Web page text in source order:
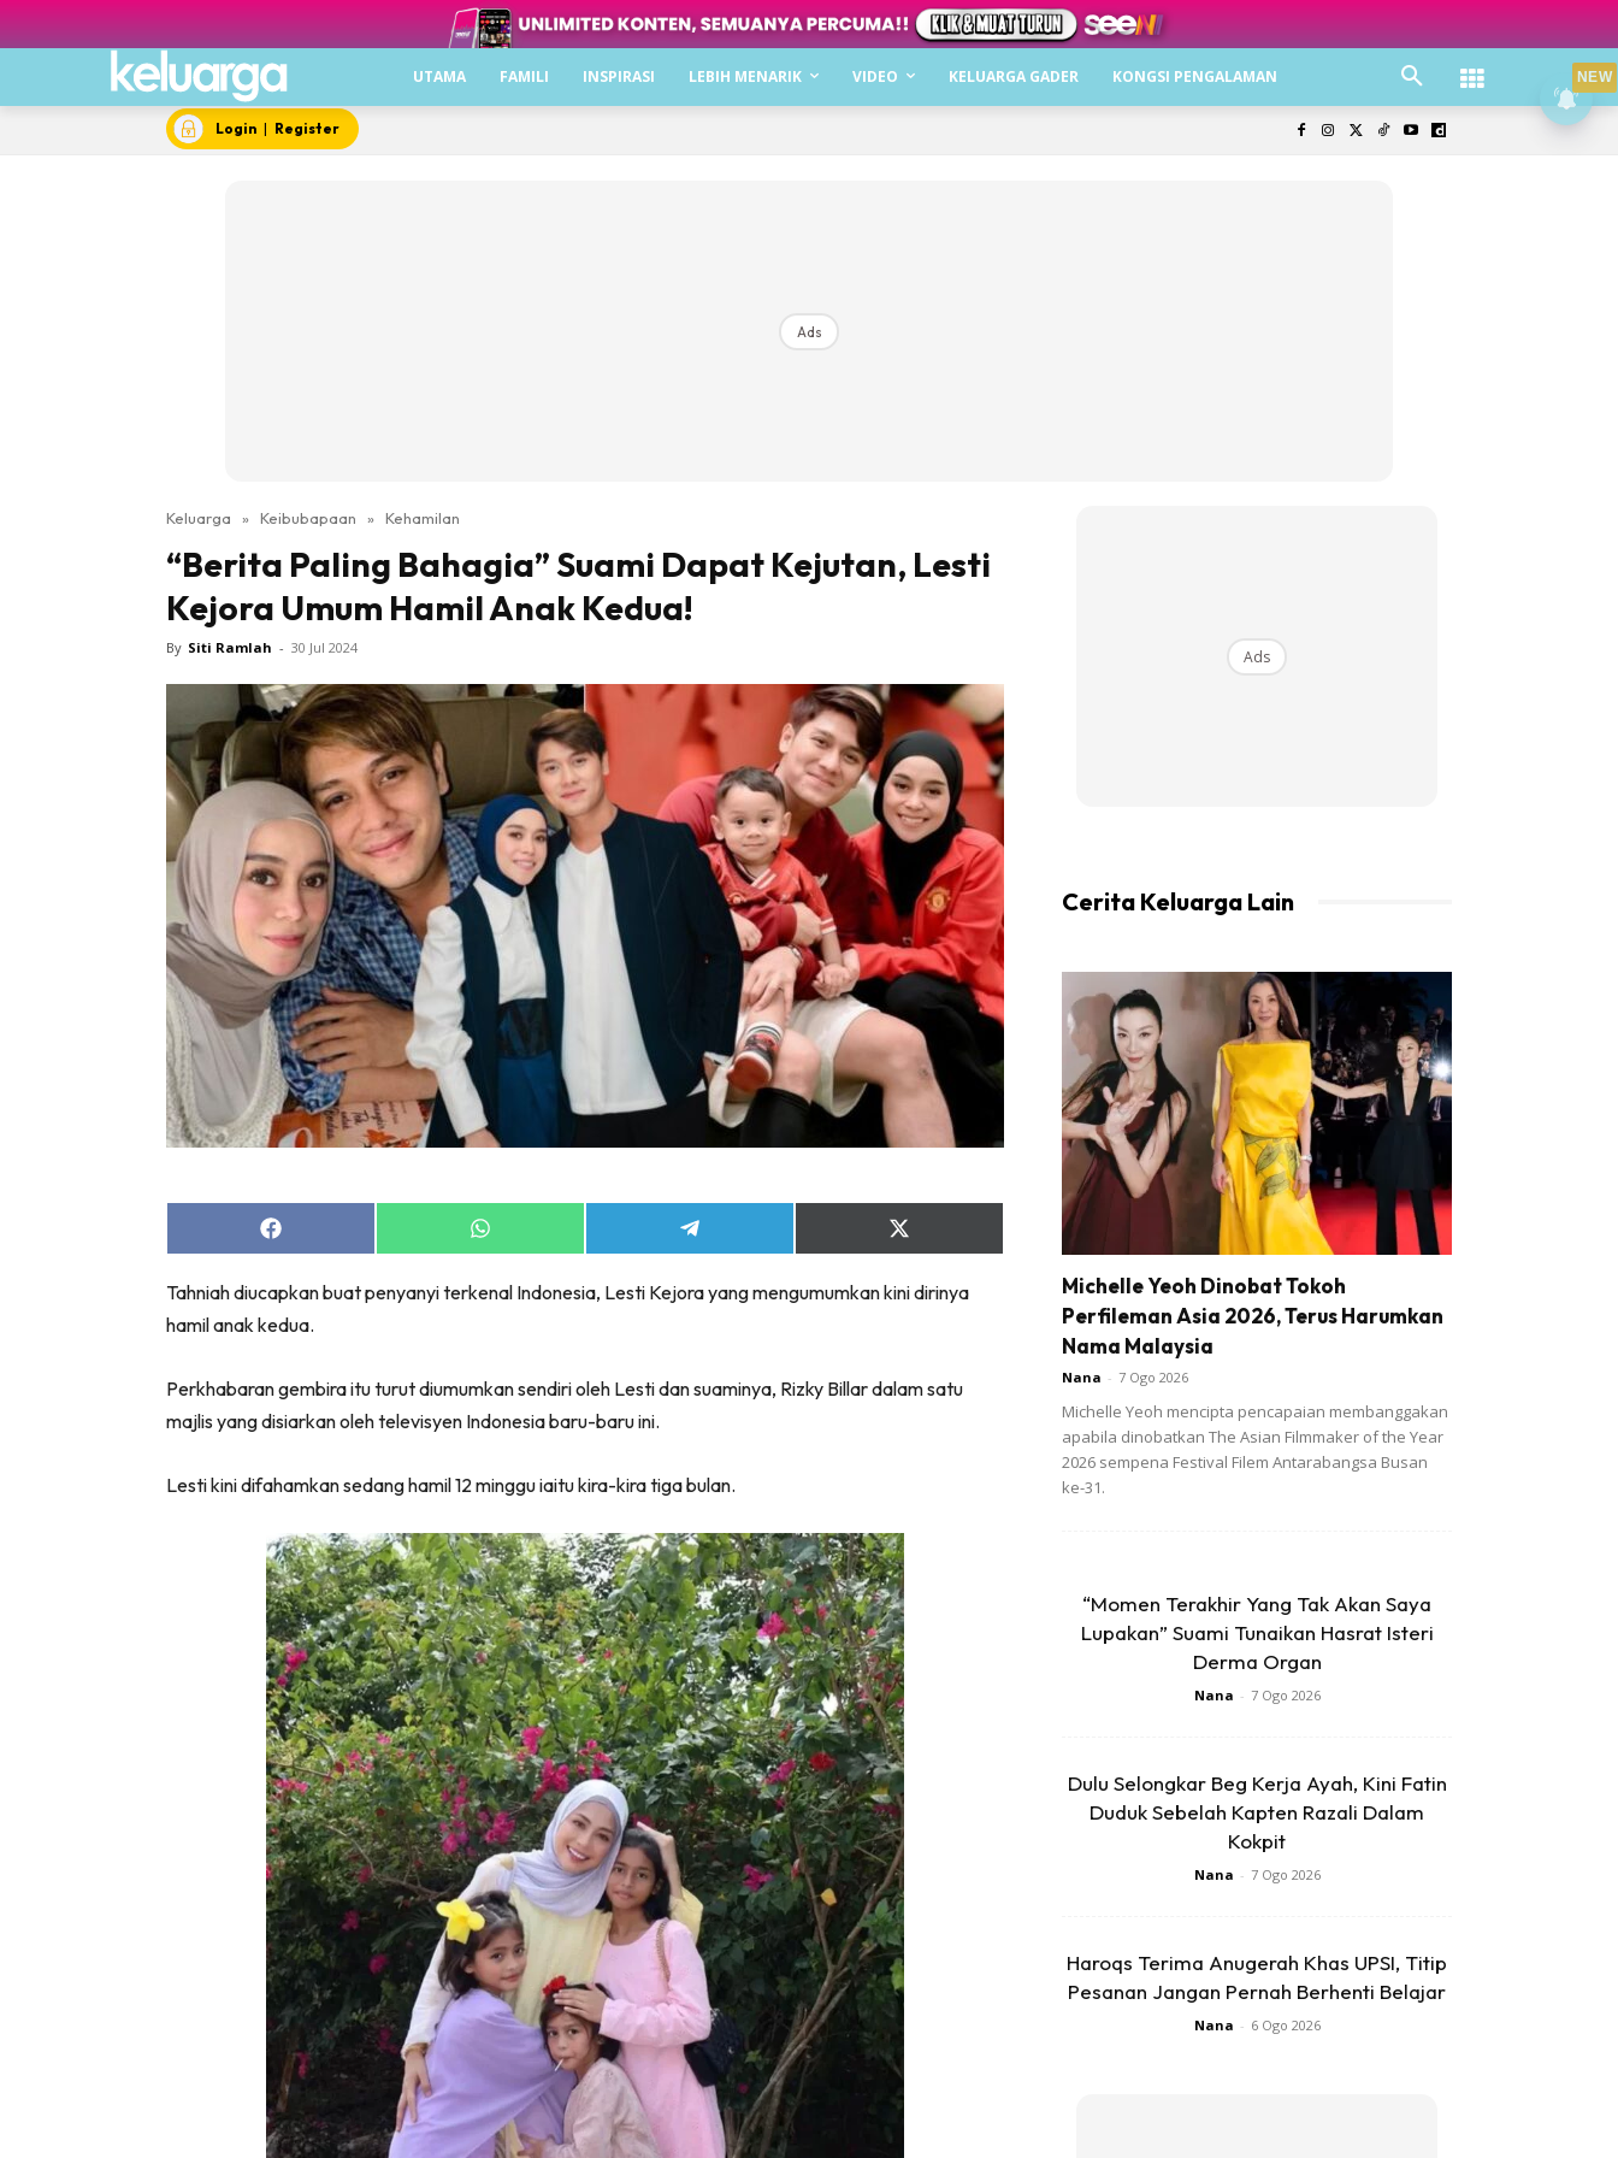
UTAMA FAMILI INSPIRASI LEBIH MENARIK VIDEO KELUARGA GADER KONGSI PENGALAMAN
Login | Register
Ads
Keluarga » Keibubapaan » Kehamilan
“Berita Paling Bahagia” Suami Dapat Kejutan, Lesti
Kejora Umum Hamil Anak Kedua!
By Siti Ramlah - 30 Jul 2024
Share
on
Share
on
Share
on
Share
on
(Twitter)
Tahniah diucapkan buat penyanyi terkenal Indonesia, Lesti Kejora yang mengumumkan kini dirinya
hamil anak kedua.
Perkhabaran gembira itu turut diumumkan sendiri oleh Lesti dan suaminya, Rizky Billar dalam satu
majlis yang disiarkan oleh televisyen Indonesia baru-baru ini.
Lesti kini difahamkan sedang hamil 12 minggu iaitu kira-kira tiga bulan.
Ads
Cerita Keluarga Lain
Michelle Yeoh Dinobat Tokoh
Perfileman Asia 2026, Terus Harumkan
Nama Malaysia
Nana - 7 Ogo 2026
Michelle Yeoh mencipta pencapaian membanggakan
apabila dinobatkan The Asian Filmmaker of the Year
2026 sempena Festival Filem Antarabangsa Busan
ke-31.
“Momen Terakhir Yang Tak Akan Saya
Lupakan” Suami Tunaikan Hasrat Isteri
Derma Organ
Nana - 7 Ogo 2026
Dulu Selongkar Beg Kerja Ayah, Kini Fatin
Duduk Sebelah Kapten Razali Dalam
Kokpit
Nana - 7 Ogo 2026
Haroqs Terima Anugerah Khas UPSI, Titip
Pesanan Jangan Pernah Berhenti Belajar
Nana - 6 Ogo 2026
NEW